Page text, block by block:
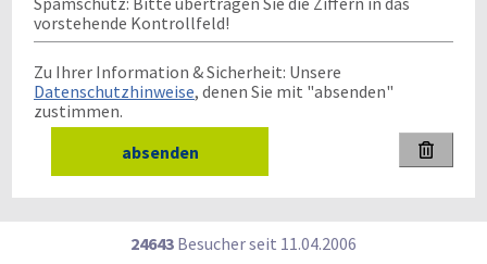
vorstehende Kontrollfeld!
Zu Ihrer Information & Sicherheit: Unsere
Datenschutzhinweise, denen Sie mit "absenden"
zustimmen.

24643 Besucher seit 11.04.2006